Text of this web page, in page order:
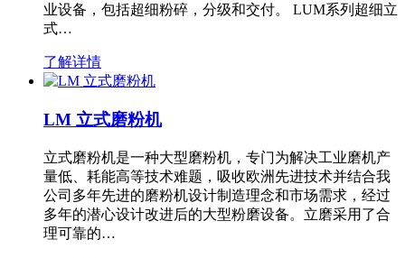
业设备，包括超细粉碎，分级和交付。 LUM系列超细立
式…
了解详情
LM 立式磨粉机
立式磨粉机是一种大型磨粉机，专门为解决工业磨机产
量低、耗能高等技术难题，吸收欧洲先进技术并结合我
公司多年先进的磨粉机设计制造理念和市场需求，经过
多年的潜心设计改进后的大型粉磨设备。立磨采用了合
理可靠的…